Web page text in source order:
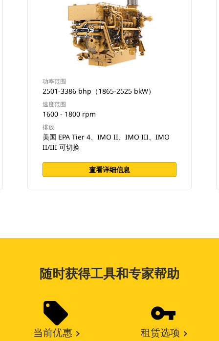
功率范围
2501-3386 bhp（1865-2525 bkW）
速度范围
1600 - 1800 rpm
排放
美国 EPA Tier 4、IMO II、IMO III、IMO
II/III 可切换
查看详细信息
随时获得工具和专家帮助
当前优惠 租赁选项